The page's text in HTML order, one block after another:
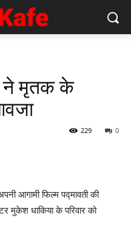
ने मृतक के
0
229
आगामी फिल्‍म पद्मावती की
मुकेश धाकिया के परिवार को